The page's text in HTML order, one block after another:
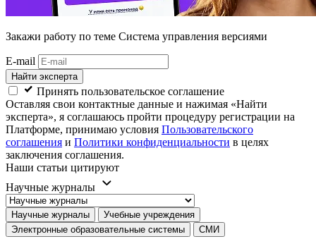
Закажи работу по теме Система управления версиями
E-mail
Найти эксперта
Принять пользовательское соглашение
Оставляя свои контактные данные и нажимая «Найти
эксперта», я соглашаюсь пройти процедуру регистрации на
Платформе, принимаю условия Пользовательского
соглашения и Политики конфиденциальности в целях
заключения соглашения.
Наши статьи цитируют
Научные журналы
Научные журналы
Учебные учреждения
Электронные образовательные системы
СМИ